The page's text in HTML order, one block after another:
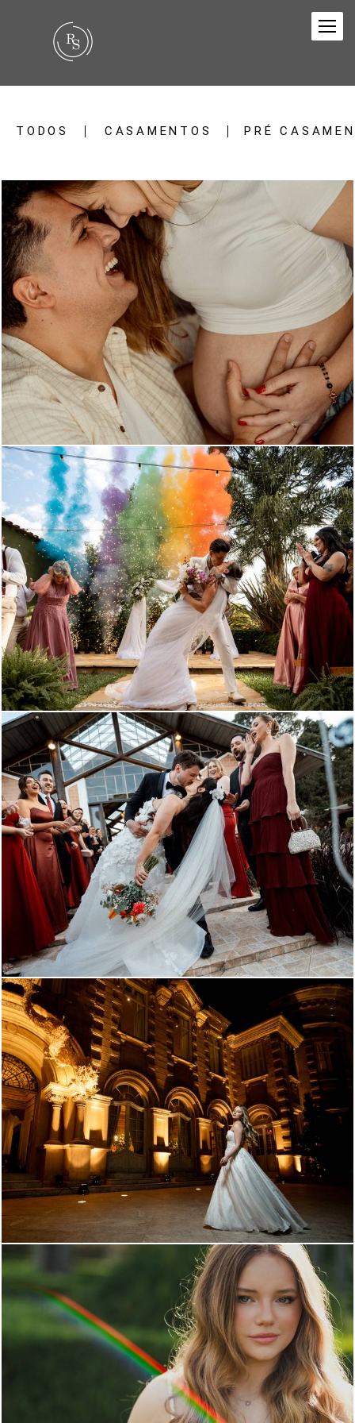
TODOS CASAMENTOS PRÉ
50
103 0
106 0
88 0
103 0